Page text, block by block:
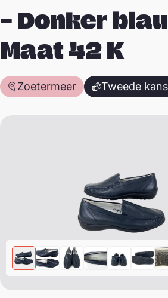
– Donker
Maat 42 K
Zoetermeer Tweede kans